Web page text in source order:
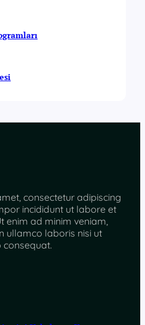
consectetur adipiscing
incididunt ut labore et
enim ad minim veniam,
ullamco laboris nisi ut